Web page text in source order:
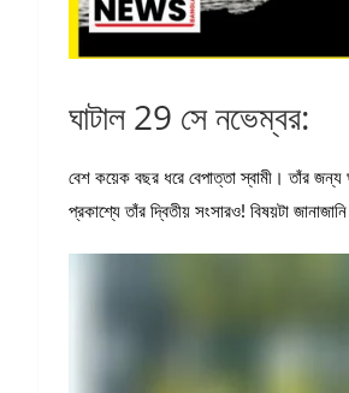
ঘাটাল 29 সে নভেম্বর:
বেশ কয়েক বছর ধরে বেপাত্তা স্বামী। তাঁর
প্রকাশ্যে তাঁর দ্বিতীয় সংসারও! বিষয়টা